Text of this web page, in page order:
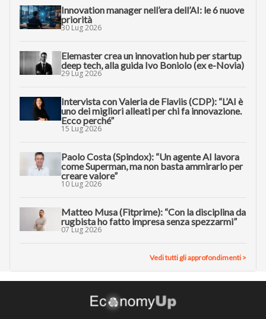
Innovation manager nell’era dell’AI: le 6 nuove
priorità
30 Lug 2026
Elemaster crea un innovation hub per startup
deep tech, alla guida Ivo Boniolo (ex e-Novia)
29 Lug 2026
Intervista con Valeria de Flaviis (CDP): “L’AI è
uno dei migliori alleati per chi fa innovazione.
Ecco perché”
15 Lug 2026
Paolo Costa (Spindox): “Un agente AI lavora
come Superman, ma non basta ammirarlo per
creare valore”
10 Lug 2026
Matteo Musa (Fitprime): “Con la disciplina da
rugbista ho fatto impresa senza spezzarmi”
07 Lug 2026
Vedi tutti gli approfondimenti >